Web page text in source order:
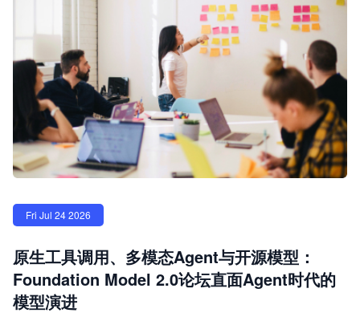
Fri Jul 24 2026
原生工具调用、多模态Agent与开源模型：
Foundation Model 2.0论坛直面Agent时代的
模型演进